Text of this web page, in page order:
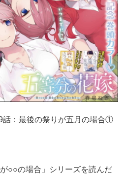
話：最後の祭りが五月の場合①
○○の場合」シリーズを読んだ